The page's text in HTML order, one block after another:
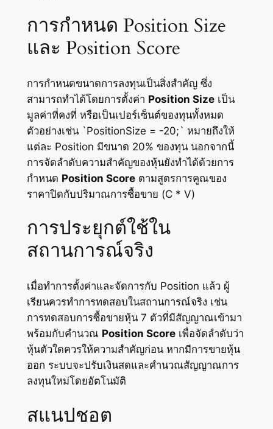
การกำหนด Position Size
และ Position Score
การกำหนดขนาดการลงทุนเป็นสิ่งสำคัญ ซึ่ง
สามารถทำได้โดยการตั้งค่า Position Sizeเป็น
มูลค่าที่คงที่ หรือเป็นเปอร์เซ็นต์ของทุนทั้งหมด
ตัวอย่างเช่น `PositionSize = -20;` หมายถึงให้
แต่ละ Position มีขนาด 20% ของทุน นอกจากนี้
การจัดลำดับความสำคัญของหุ้นยังทำได้ด้วยการ
กำหนด Position Scoreตามสูตรการคูณของ
ราคาปิดกับปริมาณการซื้อขาย (C * V)
การประยุกต์ใช้ใน
สถานการณ์จริง
เมื่อทำการตั้งค่าและจัดการกับ Position แล้ว ผู้
เรียนควรทำการทดสอบในสถานการณ์จริง เช่น
การทดสอบการซื้อขายหุ้น 7 ตัวที่มีสัญญาณเข้ามา
พร้อมกับคำนวณ Position Scoreเพื่อจัดลำดับว่า
หุ้นตัวใดควรให้ความสำคัญก่อน หากมีการขายหุ้น
ออก ระบบจะปรับเงินสดและคำนวณสัญญาณการ
ลงทุนใหม่โดยอัตโนมัติ
สแนปชอต